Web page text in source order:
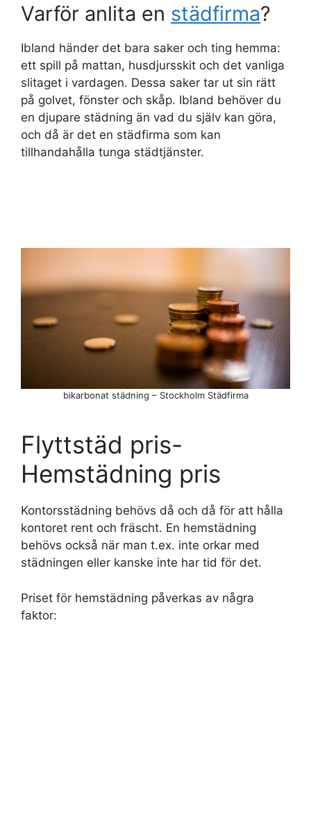
Varför anlita en städfirma?
Ibland händer det bara saker och ting hemma:
ett spill på mattan, husdjursskit och det vanliga
slitaget i vardagen. Dessa saker tar ut sin rätt
på golvet, fönster och skåp. Ibland behöver du
en djupare städning än vad du själv kan göra,
och då är det en städfirma som kan
tillhandahålla tunga städtjänster.
bikarbonat städning – Stockholm Städfirma
Flyttstäd pris-
Hemstädning pris
Kontorsstädning behövs då och då för att hålla
kontoret rent och fräscht. En hemstädning
behövs också när man t.ex. inte orkar med
städningen eller kanske inte har tid för det.
Priset för hemstädning påverkas av några
faktor: